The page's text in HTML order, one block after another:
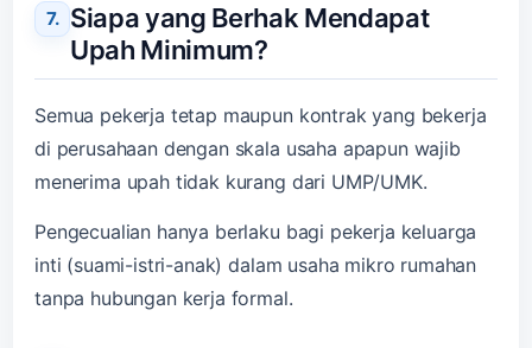
Siapa yang Berhak Mendapat
Upah Minimum?
Semua pekerja tetap maupun kontrak yang bekerja
di perusahaan dengan skala usaha apapun wajib
menerima upah tidak kurang dari UMP/UMK.
Pengecualian hanya berlaku bagi pekerja keluarga
inti (suami-istri-anak) dalam usaha mikro rumahan
tanpa hubungan kerja formal.